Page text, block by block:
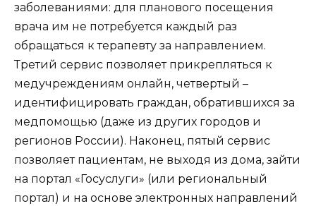
заболеваниями: для планового посещения
врача им не потребуется каждый раз
обращаться к терапевту за направлением.
Третий сервис позволяет прикрепляться к
медучреждениям онлайн, четвертый –
идентифицировать граждан, обратившихся за
медпомощью (даже из других городов и
регионов России). Наконец, пятый сервис
позволяет пациентам, не выходя из дома, зайти
на портал «Госуслуги» (или региональный
портал) и на основе электронных направлений